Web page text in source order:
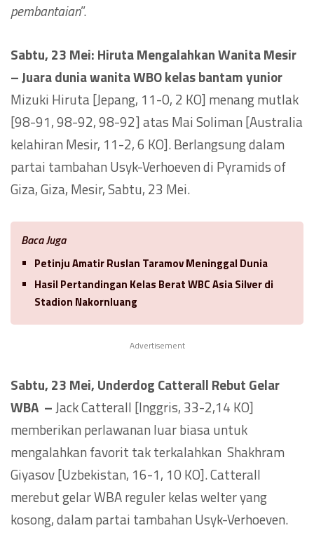
pembantaian”.
Sabtu, 23 Mei: Hiruta Mengalahkan Wanita Mesir
–Juara dunia wanita WBO kelas bantam yunior
Mizuki Hiruta [Jepang, 11-0, 2 KO] menang mutlak
[98-91, 98-92, 98-92] atas Mai Soliman [Australia
kelahiran Mesir, 11-2, 6 KO]. Berlangsung dalam
partai tambahan Usyk-Verhoeven di Pyramids of
Giza, Giza, Mesir, Sabtu, 23 Mei.
Baca Juga
Petinju Amatir Ruslan Taramov Meninggal Dunia
Hasil Pertandingan Kelas Berat WBC Asia Silver di
Stadion Nakornluang
Advertisement
Sabtu, 23 Mei, Underdog Catterall Rebut Gelar
WBA –Jack Catterall [Inggris, 33-2,14 KO]
memberikan perlawanan luar biasa untuk
mengalahkan favorit tak terkalahkan Shakhram
Giyasov [Uzbekistan, 16-1, 10 KO]. Catterall
merebut gelar WBA reguler kelas welter yang
kosong, dalam partai tambahan Usyk-Verhoeven.